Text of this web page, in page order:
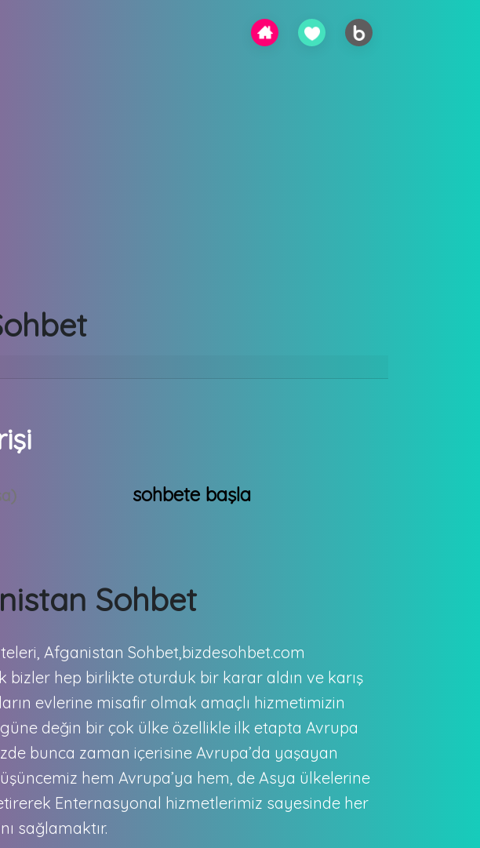
Sohbet
Afganistan Sohbet,bizdesohbet.com
hep birlikte oturduk bir karar aldın ve karış
evlerine misafir olmak amaçlı hizmetimizin
değin bir çok ülke özellikle ilk etapta Avrupa
bunca zaman içerisine Avrupa’da yaşayan
hem Avrupa’ya hem, de Asya ülkelerine
Enternasyonal hizmetlerimiz sayesinde her
sağlamaktır.